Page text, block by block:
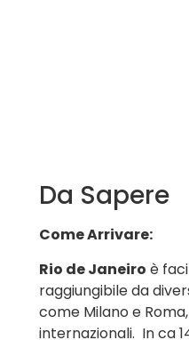
Da Sapere
Come Arrivare:
Rio de Janeiro è
raggiungibile da
come Milano e
internazionali. In ca